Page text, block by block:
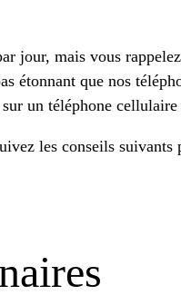
jour, mais vous
étonnant que nos
un téléphone
les conseils suivants